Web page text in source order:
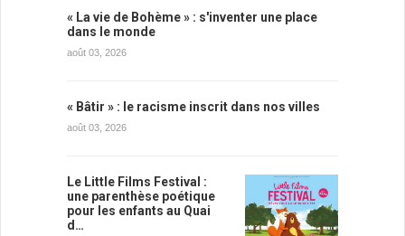
« La vie de Bohème » : s'inventer une place
dans le monde
août 03, 2026
« Bâtir » : le racisme inscrit dans nos villes
août 03, 2026
Le Little Films Festival :
une parenthèse poétique
pour les enfants au Quai
d…